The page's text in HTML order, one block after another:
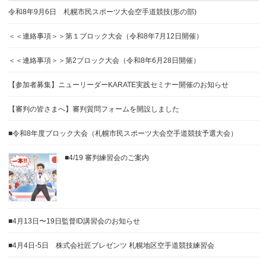
令和8年9月6日 札幌市民スポーツ大会空手道競技(形の部)
＜＜連絡事項＞＞第１ブロック大会（令和8年7月12日開催）
＜＜連絡事項＞＞第2ブロック大会（令和8年6月28日開催）
【参加者募集】ニューリーダーKARATE実践セミナー開催のお知らせ
【審判の皆さまへ】審判質問フォームを開設しました
■令和8年度ブロック大会（札幌市民スポーツ大会空手道競技予選大会）
■4/19 審判練習会のご案内
■4月13日〜19日監督ID講習会のお知らせ
■4月4日-5日 株式会社匠プレゼンツ 札幌地区空手道競技練習会